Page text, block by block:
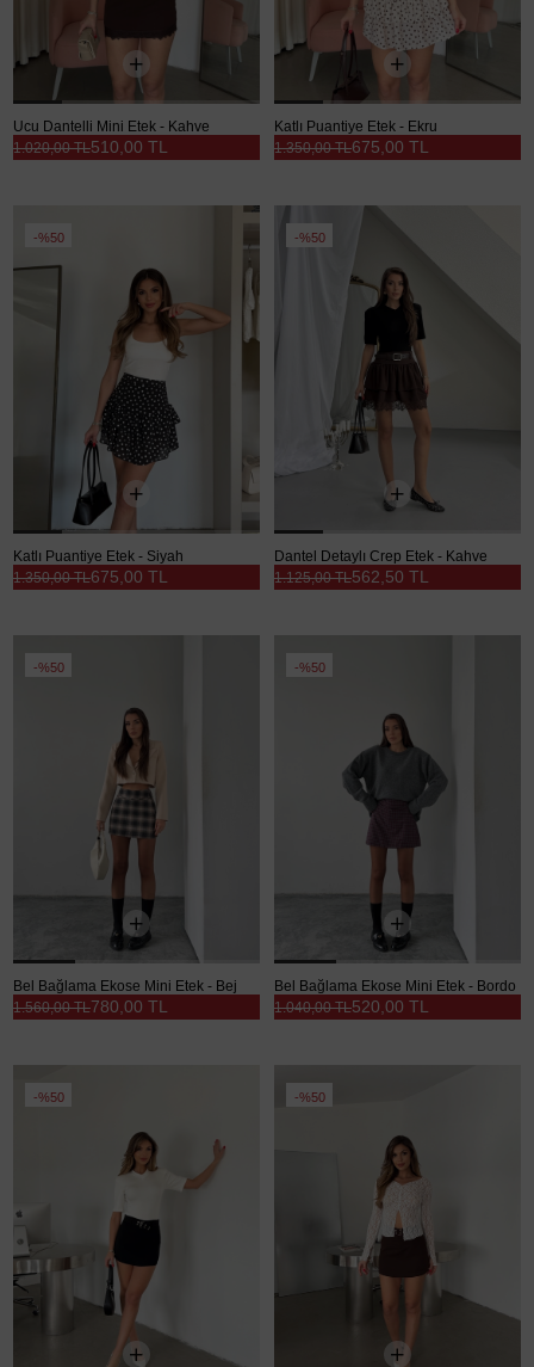
Ucu Dantelli Mini Etek - Kahve
510,00 TL
1.020,00 TL
Katlı Puantiye Etek - Ekru
675,00 TL
1.350,00 TL
%50
Katlı Puantiye Etek - Siyah
675,00 TL
1.350,00 TL
%50
Dantel Detaylı Crep Etek - Kahve
562,50 TL
1.125,00 TL
%50
Bel Bağlama Ekose Mini Etek - Bej
780,00 TL
1.560,00 TL
%50
Bel Bağlama Ekose Mini Etek - Bordo
520,00 TL
1.040,00 TL
%50 %50